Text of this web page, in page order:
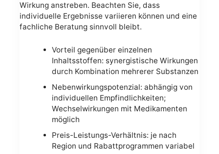
Wirkung anstreben. Beachten Sie, dass
individuelle Ergebnisse variieren können und eine
fachliche Beratung sinnvoll bleibt.
Vorteil gegenüber einzelnen
Inhaltsstoffen: synergistische Wirkungen
durch Kombination mehrerer Substanzen
Nebenwirkungspotenzial: abhängig von
individuellen Empfindlichkeiten;
Wechselwirkungen mit Medikamenten
möglich
Preis-Leistungs-Verhältnis: je nach
Region und Rabattprogrammen variabel